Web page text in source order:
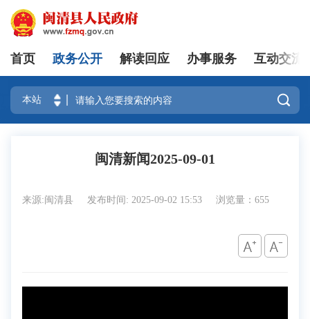
登录
首页 政务公开 解读回应 办事服务 互动交流

闽清新闻2025-09-01
来源:闽清县 发布时间: 2025-09-02 15:53 浏览量：655